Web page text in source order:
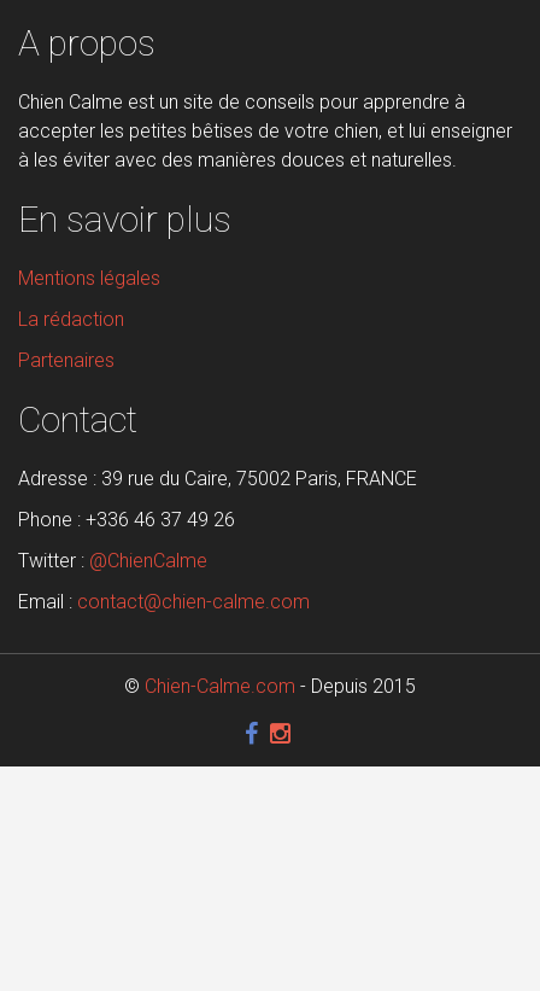
A propos
Chien Calme est un site de conseils pour apprendre à
accepter les petites bêtises de votre chien, et lui enseigner
à les éviter avec des manières douces et naturelles.
En savoir plus
Mentions légales
La rédaction
Partenaires
Contact
Adresse : 39 rue du Caire, 75002 Paris, FRANCE
Phone : +336 46 37 49 26
Twitter : @ChienCalme
Email : contact@chien-calme.com
© Chien-Calme.com - Depuis 2015